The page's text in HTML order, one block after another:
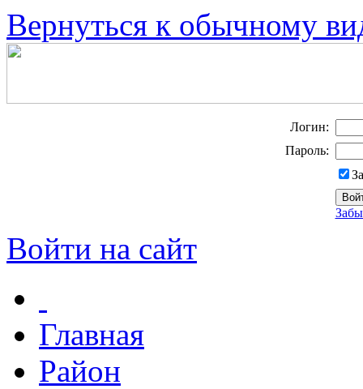
Вернуться к обычному
Логин:
Пароль:
Войти на сайт
Главная
Район